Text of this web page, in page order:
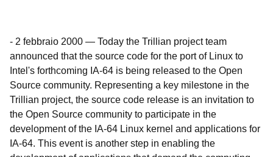
- 2 febbraio 2000 — Today the Trillian project team
announced that the source code for the port of Linux to
Intel's forthcoming IA-64 is being released to the Open
Source community. Representing a key milestone in the
Trillian project, the source code release is an invitation to
the Open Source community to participate in the
development of the IA-64 Linux kernel and applications for
IA-64. This event is another step in enabling the